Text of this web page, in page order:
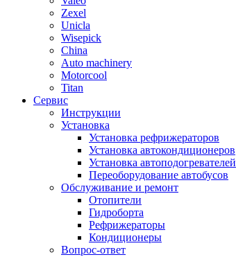
Zexel
Unicla
Wisepick
China
Auto machinery
Motorcool
Titan
Сервис
Инструкции
Установка
Установка рефрижераторов
Установка автокондиционеров
Установка автоподогревателей
Переоборудование автобусов
Обслуживание и ремонт
Отопители
Гидроборта
Рефрижераторы
Кондиционеры
Вопрос-ответ